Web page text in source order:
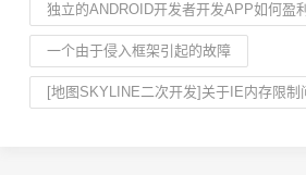
独立的ANDROID开发者开发APP如何盈利
一个由于侵入框架引起的故障
[地图SKYLINE二次开发]关于IE内存限制